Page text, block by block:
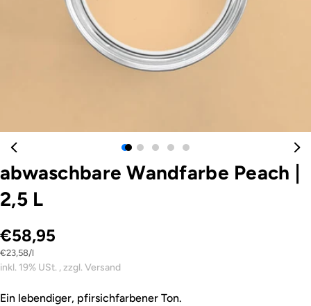
abwaschbare Wandfarbe Peach
2,5 L
€58,95
Stückpreis
€23,58/
pro l
inkl. 19% USt. , zzgl. Versand
Ein lebendiger, pfirsichfarbener Ton.